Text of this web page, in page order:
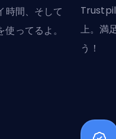
時間、そして
ってるよ。
上。満
う！